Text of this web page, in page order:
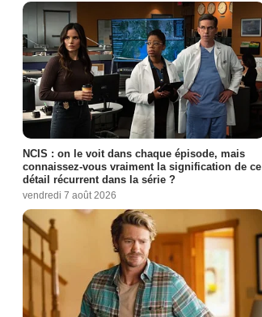
NCIS : on le voit dans chaque épisode, mais
connaissez-vous vraiment la signification de ce
détail récurrent dans la série ?
vendredi 7 août 2026